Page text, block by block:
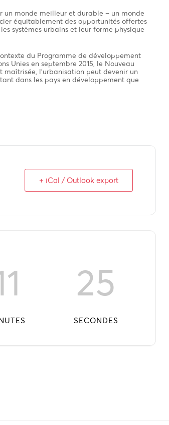
un monde meilleur et durable – un monde
équitablement des opportunités offertes
systèmes urbains et leur forme physique
du Programme de développement
Unies en septembre 2015, le Nouveau
maîtrisée, l’urbanisation peut devenir un
dans les pays en développement que
+ iCal / Outlook export
24
SECONDES